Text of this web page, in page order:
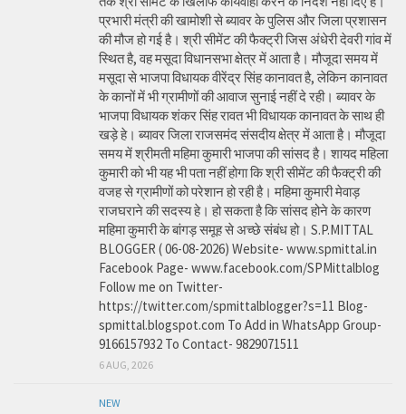
प्रभारी मंत्री की खामोशी से ब्यावर के पुलिस और जिला प्रशासन
की मौज हो गई है। श्री सीमेंट की फैक्ट्री जिस अंधेरी देवरी गांव में
स्थित है, वह मसूदा विधानसभा क्षेत्र में आता है। मौजूदा समय में
मसूदा से भाजपा विधायक वीरेंद्र सिंह कानावत है, लेकिन कानावत
के कानों में भी ग्रामीणों की आवाज सुनाई नहीं दे रही। ब्यावर के
भाजपा विधायक शंकर सिंह रावत भी विधायक कानावत के साथ ही
खड़े हे। ब्यावर जिला राजसमंद संसदीय क्षेत्र में आता है। मौजूदा
समय में श्रीमती महिमा कुमारी भाजपा की सांसद है। शायद महिला
कुमारी को भी यह भी पता नहीं होगा कि श्री सीमेंट की फैक्ट्री की
वजह से ग्रामीणों को परेशान हो रही है। महिमा कुमारी मेवाड़
राजघराने की सदस्य हे। हो सकता है कि सांसद होने के कारण
महिमा कुमारी के बांगड़ समूह से अच्छे संबंध हो। S.P.MITTAL
BLOGGER ( 06-08-2026) Website- www.spmittal.in
Facebook Page- www.facebook.com/SPMittalblog
Follow me on Twitter-
https://twitter.com/spmittalblogger?s=11 Blog-
spmittal.blogspot.com To Add in WhatsApp Group-
9166157932 To Contact- 9829071511
6 AUG, 2026
NEW